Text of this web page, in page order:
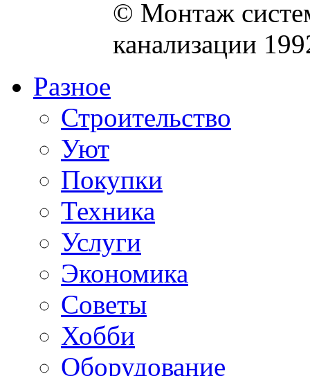
© Монтаж
канализации
Разное
Строительство
Уют
Покупки
Техника
Услуги
Экономика
Советы
Хобби
Oборудование